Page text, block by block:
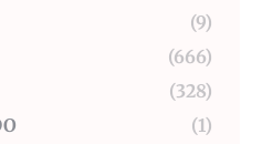
(9)
(666)
(328)
(1)